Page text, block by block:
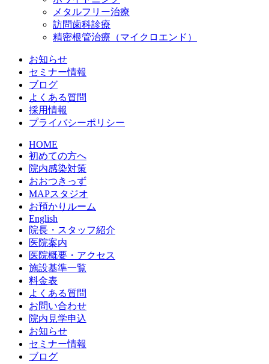
メタルフリー治療
訪問歯科診療
精密根管治療（マイクロエンド）
お知らせ
セミナー情報
ブログ
よくある質問
採用情報
プライバシーポリシー
HOME
初めての方へ
院内感染対策
おおつきっず
MAPスタジオ
お預かりルーム
English
院長・スタッフ紹介
医院案内
医院概要・アクセス
施設基準一覧
料金表
よくある質問
お問い合わせ
院内見学申込
お知らせ
セミナー情報
ブログ